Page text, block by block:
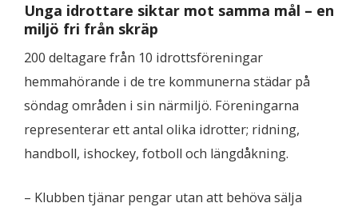
Unga idrottare siktar mot samma mål – en
miljö fri från skräp
200 deltagare från 10 idrottsföreningar
hemmahörande i de tre kommunerna städar på
söndag områden i sin närmiljö. Föreningarna
representerar ett antal olika idrotter; ridning,
handboll, ishockey, fotboll och längdåkning.
– Klubben tjänar pengar utan att behöva sälja